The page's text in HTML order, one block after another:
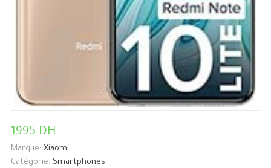
1995 DH
Marque: Xiaomi
Catégorie: Smartphones